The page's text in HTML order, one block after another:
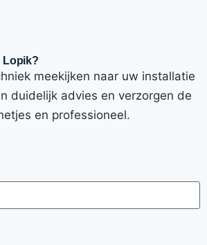
Lopik?
meekijken naar uw installatie
duidelijk advies en verzorgen de
en professioneel.